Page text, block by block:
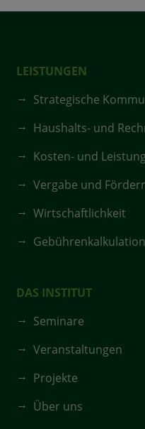
LEISTUNGEN
Strategische
Haushalts- und
Kosten- und
Vergabe und
Wirtschaftlichkeit
Gebührenkalkulation
DAS INSTITUT
Seminare
Veranstaltungen
Projekte
Über uns